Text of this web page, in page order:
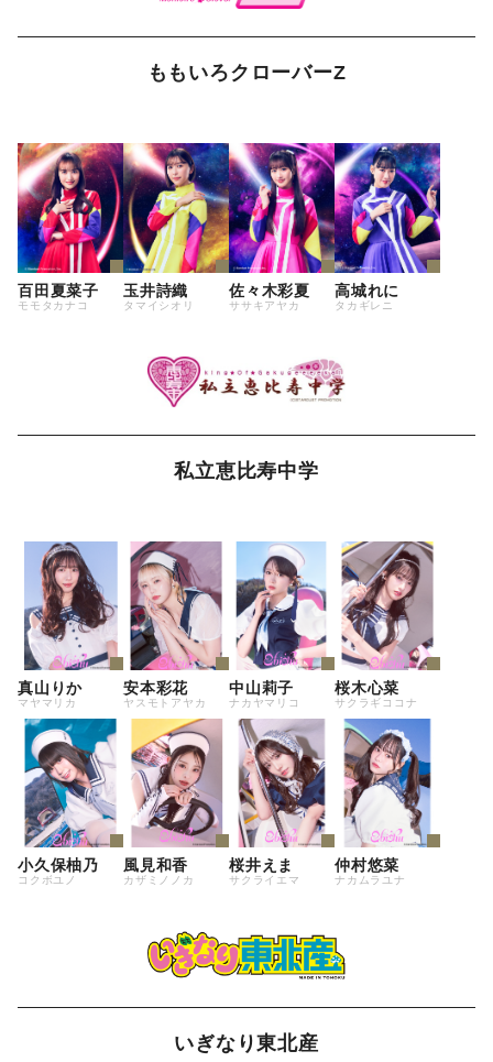
ももいろクローバーZ
百田夏菜子
モモタカナコ
玉井詩織
タマイシオリ
佐々木彩夏
ササキアヤカ
高城れに
タカギレニ
私立恵比寿中学
真山りか
マヤマリカ
安本彩花
ヤスモトアヤカ
中山莉子
ナカヤマリコ
桜木心菜
サクラギココナ
小久保柚乃
コクボユノ
風見和香
カザミノノカ
桜井えま
サクライエマ
仲村悠菜
ナカムラユナ
いぎなり東北産